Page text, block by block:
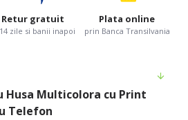
Retur gratuit
zile si banii inapoi
Plata online
prin Banca Transilvania
Husa Multicolora cu Print
Telefon